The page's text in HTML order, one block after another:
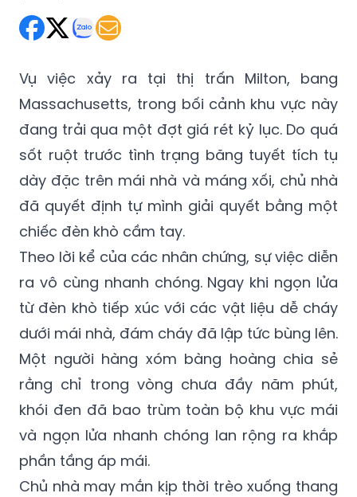
Vụ việc xảy ra tại thị trấn Milton, bang
Massachusetts, trong bối cảnh khu vực này
đang trải qua một đợt giá rét kỷ lục. Do quá
sốt ruột trước tình trạng băng tuyết tích tụ
dày đặc trên mái nhà và máng xối, chủ nhà
đã quyết định tự mình giải quyết bằng một
chiếc đèn khò cầm tay.
Theo lời kể của các nhân chứng, sự việc diễn
ra vô cùng nhanh chóng. Ngay khi ngọn lửa
từ đèn khò tiếp xúc với các vật liệu dễ cháy
dưới mái nhà, đám cháy đã lập tức bùng lên.
Một người hàng xóm bàng hoàng chia sẻ
rằng chỉ trong vòng chưa đầy năm phút,
khói đen đã bao trùm toàn bộ khu vực mái
và ngọn lửa nhanh chóng lan rộng ra khắp
phần tầng áp mái.
Chủ nhà may mắn kịp thời trèo xuống thang